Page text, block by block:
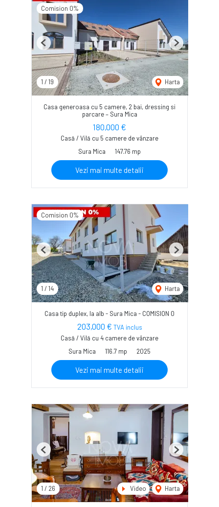
Comision 0%
1 / 19 Harta
Previous Next
Casa generoasa cu 5 camere, 2 bai, dressing si
parcare – Sura Mica
180,000 €
Casă / Vilă cu 5 camere de vânzare
Sura Mica
147.76 mp
Vezi mai multe detalii
Comision 0%
1 / 14 Harta
Previous Next
Casa tip duplex, la alb - Sura Mica - COMISION 0
203,000 € TVA inclus
Casă / Vilă cu 4 camere de vânzare
Sura Mica
116.7 mp 2025
Vezi mai multe detalii
1 / 26 Video Harta
Previous Next